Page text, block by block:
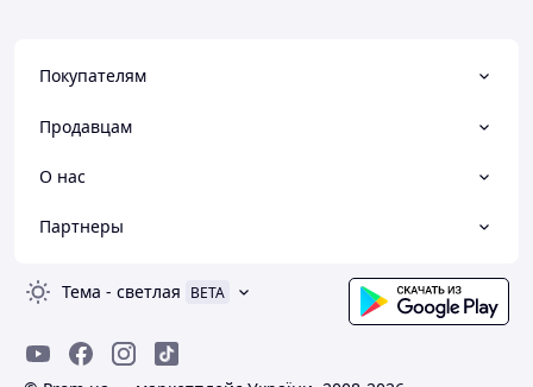
Покупателям
Продавцам
О нас
Партнеры
Тема - светлая BETA